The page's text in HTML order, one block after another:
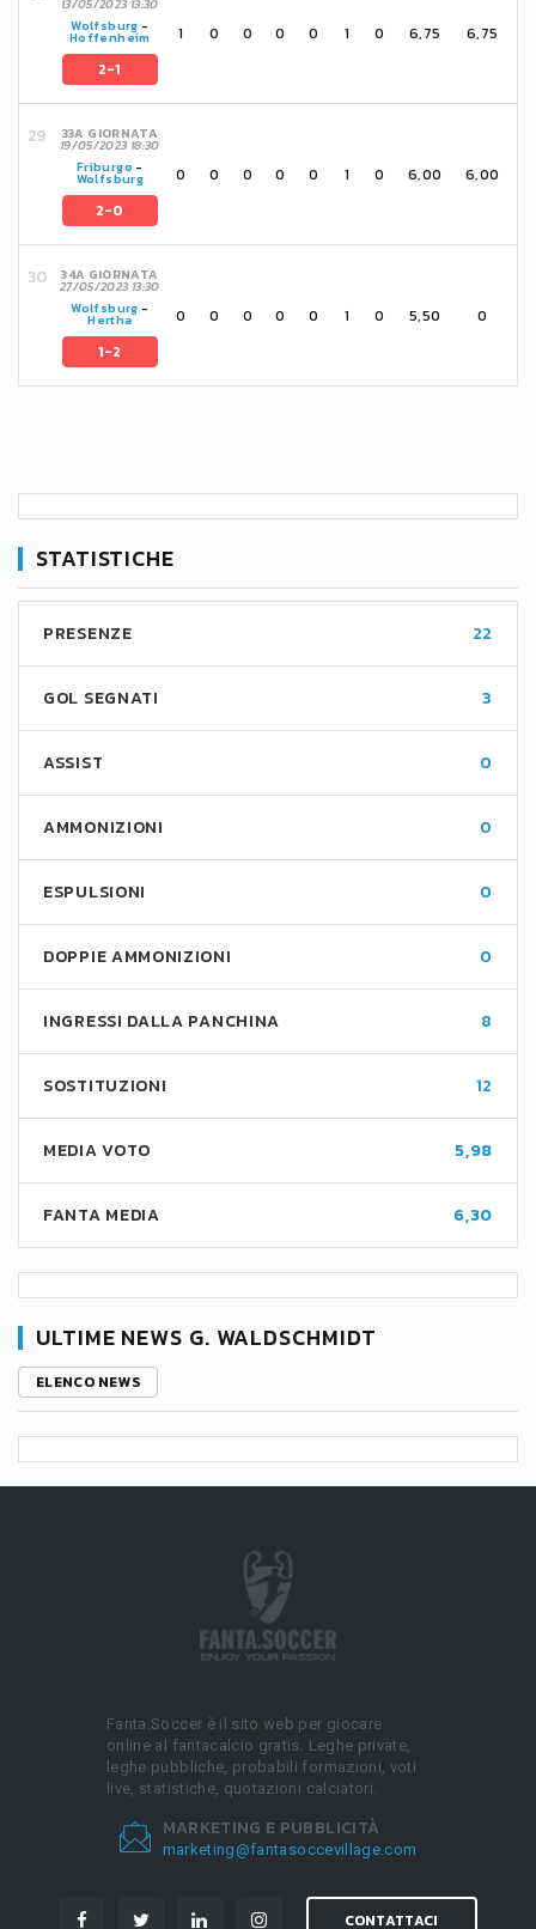
13/05/2023 13:30
Wolfsburg -
Hoffenheim
2-1
1 0 0 0 0 1 0 6,75 6,75
33A GIORNATA
19/05/2023 18:30
Friburgo -
Wolfsburg
2-0
0 0 0 0 0 1 0 6,00 6,00
34A GIORNATA
27/05/2023 13:30
Wolfsburg -
Hertha
1-2
0 0 0 0 0 1 0 5,50 0
STATISTICHE
PRESENZE 22
GOL SEGNATI 3
ASSIST 0
AMMONIZIONI 0
ESPULSIONI 0
DOPPIE AMMONIZIONI 0
INGRESSI DALLA PANCHINA 8
SOSTITUZIONI 12
MEDIA VOTO 5,98
FANTA MEDIA 6,30
ULTIME NEWS G. WALDSCHMIDT
ELENCO NEWS
Fanta.Soccer è il sito web per giocare
online al fantacalcio gratis. Leghe private,
leghe pubbliche, probabili formazioni, voti
live, statistiche, quotazioni calciatori.
MARKETING E PUBBLICITÀ
marketing@fantasoccevillage.com
CONTATTACI